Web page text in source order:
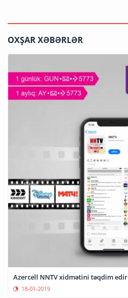
OXŞAR XƏBƏRLƏR
Azercell NNTV xidmətini təqdim edir
18-01-2019